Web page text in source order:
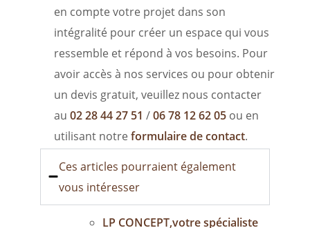
en compte votre projet dans son
intégralité pour créer un espace qui vous
ressemble et répond à vos besoins. Pour
avoir accès à nos services ou pour obtenir
un devis gratuit, veuillez nous contacter
au 02 28 44 27 51 /06 78 12 62 05 ou en
utilisant notre formulaire de contact.
Ces articles pourraient également
vous intéresser
LP CONCEPT,votre spécialiste